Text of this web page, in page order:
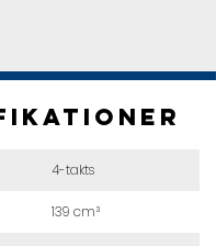
4-takts
139 cm³